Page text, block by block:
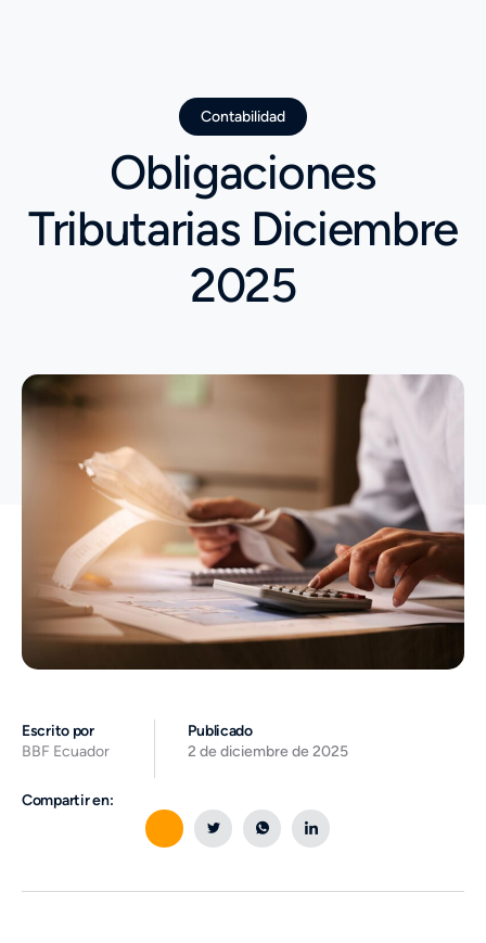
Contabilidad
Obligaciones
Tributarias Diciembre
2025
Escrito por
BBF Ecuador
Publicado
2 de diciembre de 2025
Compartir en: